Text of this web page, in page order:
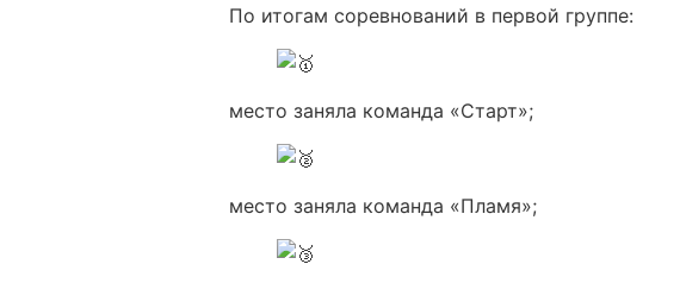
По итогам соревнований в первой группе:
место заняла команда «Старт»;
место заняла команда «Пламя»;